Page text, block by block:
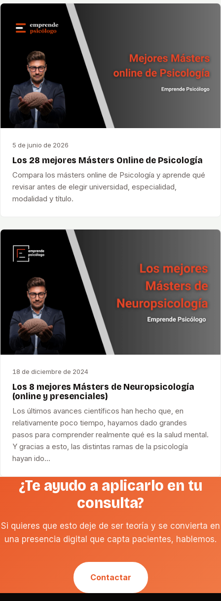
5 de junio de 2026
Los 28 mejores Másters Online de Psicología
Compara los másters online de Psicología y aprende qué
revisar antes de elegir universidad, especialidad,
modalidad y título.
18 de diciembre de 2024
Los 8 mejores Másters de Neuropsicología
(online y presenciales)
Los últimos avances científicos han hecho que, en
relativamente poco tiempo, hayamos dado grandes
pasos para comprender realmente qué es la salud mental.
Y gracias a esto, las distintas ramas de la psicología
hayan ido…
¿Te ayudo a aplicarlo en tu
consulta?
Si quieres que esto deje de ser teoría y se convierta en
una presencia digital que capta pacientes, hablemos.
Contactar